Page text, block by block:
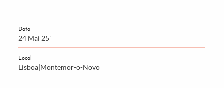
Data
24 Mai 25'
Local
Lisboa|Montemor-o-Novo